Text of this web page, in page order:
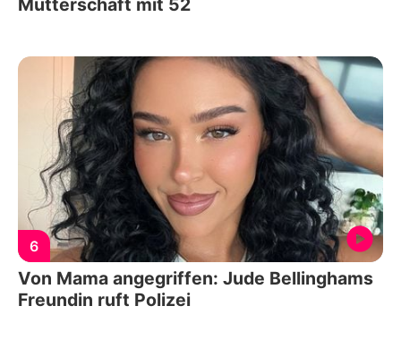
Mutterschaft mit 52
6
Von Mama angegriffen: Jude Bellinghams
Freundin ruft Polizei